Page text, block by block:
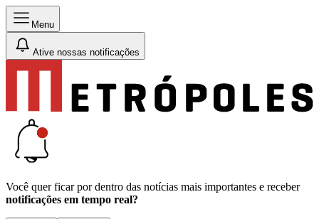
Menu
Ative nossas notificações
Você quer ficar por dentro das notícias mais importantes e receber
notificações em tempo real?